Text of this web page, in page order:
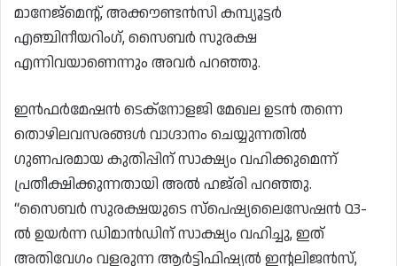
മാനേജ്‌മെന്റ്, അക്കൗണ്ടൻസി കമ്പ്യൂട്ടർ
എഞ്ചിനീയറിംഗ്, സൈബർ സുരക്ഷ
എന്നിവയാണെന്നും അവർ പറഞ്ഞു.
ഇൻഫർമേഷൻ ടെക്‌നോളജി മേഖല ഉടൻ തന്നെ
തൊഴിലവസരങ്ങൾ വാഗ്ദാനം ചെയ്യുന്നതിൽ
ഗുണപരമായ കുതിപ്പിന് സാക്ഷ്യം വഹിക്കുമെന്ന്
പ്രതീക്ഷിക്കുന്നതായി അൽ ഹജ്‌രി പറഞ്ഞു.
“സൈബർ സുരക്ഷയുടെ സ്പെഷ്യലൈസേഷൻ Q3-
ൽ ഉയർന്ന ഡിമാൻഡിന് സാക്ഷ്യം വഹിച്ചു, ഇത്
അതിവേഗം വളരുന്ന ആർട്ടിഫിഷ്യൽ ഇന്റലിജൻസ്,